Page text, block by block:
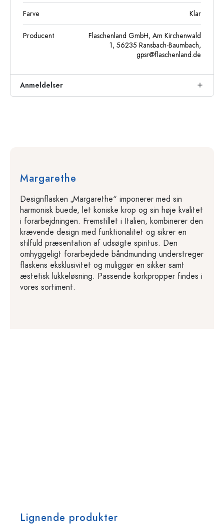
Farve Klar
Producent
Flaschenland GmbH, Am Kirchenwald
1, 56235 Ransbach-Baumbach,
gpsr@flaschenland.de
Anmeldelser
Margarethe
Designflasken „Margarethe“ imponerer med sin
harmonisk buede, let koniske krop og sin høje kvalitet
i forarbejdningen. Fremstillet i Italien, kombinerer den
krævende design med funktionalitet og sikrer en
stilfuld præsentation af udsøgte spiritus. Den
omhyggeligt forarbejdede båndmunding understreger
flaskens eksklusivitet og muliggør en sikker samt
æstetisk lukkeløsning. Passende korkpropper findes i
vores sortiment.
Lignende produkter